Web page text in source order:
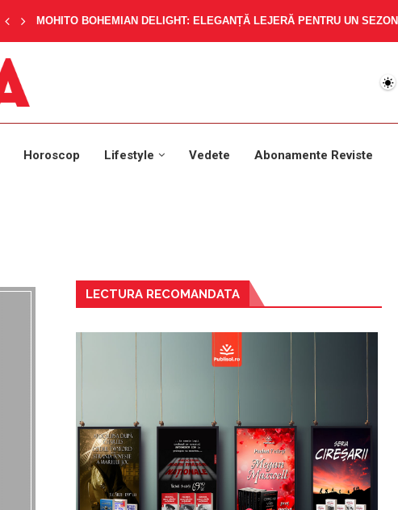
MOHITO BOHEMIAN DELIGHT: ELEGANȚĂ LEJERĂ PENTRU UN
Horoscop Lifestyle Vedete Abonamente Reviste
LECTURA RECOMANDATA